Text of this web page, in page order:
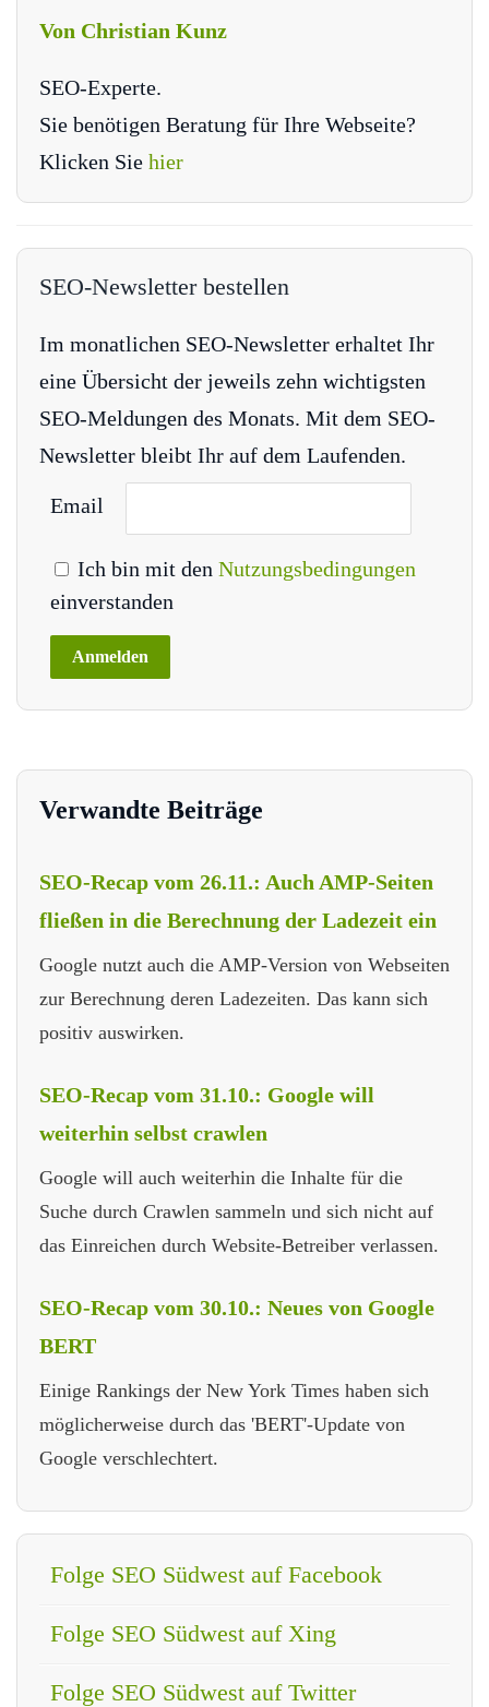
Von Christian Kunz
SEO-Experte.
Sie benötigen Beratung für Ihre Webseite?
Klicken Sie hier
SEO-Newsletter bestellen
Im monatlichen SEO-Newsletter erhaltet Ihr
eine Übersicht der jeweils zehn wichtigsten
SEO-Meldungen des Monats. Mit dem SEO-
Newsletter bleibt Ihr auf dem Laufenden.
Email
Ich bin mit den Nutzungsbedingungen
einverstanden
Verwandte Beiträge
SEO-Recap vom 26.11.: Auch AMP-Seiten
fließen in die Berechnung der Ladezeit ein
Google nutzt auch die AMP-Version von Webseiten
zur Berechnung deren Ladezeiten. Das kann sich
positiv auswirken.
SEO-Recap vom 31.10.: Google will
weiterhin selbst crawlen
Google will auch weiterhin die Inhalte für die
Suche durch Crawlen sammeln und sich nicht auf
das Einreichen durch Website-Betreiber verlassen.
SEO-Recap vom 30.10.: Neues von Google
BERT
Einige Rankings der New York Times haben sich
möglicherweise durch das 'BERT'-Update von
Google verschlechtert.
Folge SEO Südwest auf Facebook
Folge SEO Südwest auf Xing
Folge SEO Südwest auf Twitter